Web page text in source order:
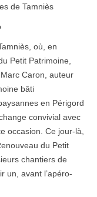
de Tamniès
où, en
Petit Patrimoine,
Caron, auteur
bâti
en Périgord
convivial avec
occasion. Ce jour-là,
du Petit
chantiers de
un, avant l’apéro-